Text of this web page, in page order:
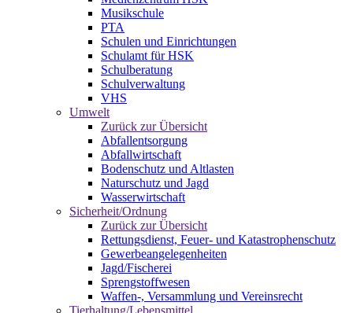
Musikschule
PTA
Schulen und Einrichtungen
Schulamt für HSK
Schulberatung
Schulverwaltung
VHS
Umwelt
Zurück zur Übersicht
Abfallentsorgung
Abfallwirtschaft
Bodenschutz und Altlasten
Naturschutz und Jagd
Wasserwirtschaft
Sicherheit/Ordnung
Zurück zur Übersicht
Rettungsdienst, Feuer- und Katastrophenschutz
Gewerbeangelegenheiten
Jagd/Fischerei
Sprengstoffwesen
Waffen-, Versammlung und Vereinsrecht
Tierhaltung/Lebensmittel